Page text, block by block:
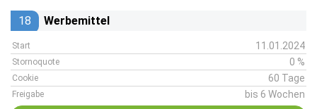
18 Werbemittel
Start 11.01.2024
Stornoquote 0 %
Cookie 60 Tage
Freigabe bis 6 Wochen